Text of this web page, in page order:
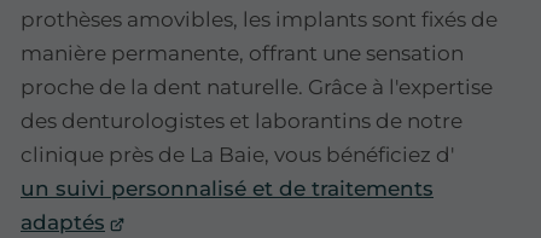
prothèses amovibles, les implants sont fixés de
manière permanente, offrant une sensation
proche de la dent naturelle. Grâce à l'expertise
des denturologistes et laborantins de notre
clinique près de La Baie, vous bénéficiez d'
un suivi personnalisé et de traitements
adaptés